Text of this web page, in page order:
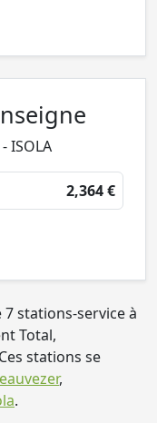
ISOLA
2,364 €
stations-service à
Total,
stations se
,
.